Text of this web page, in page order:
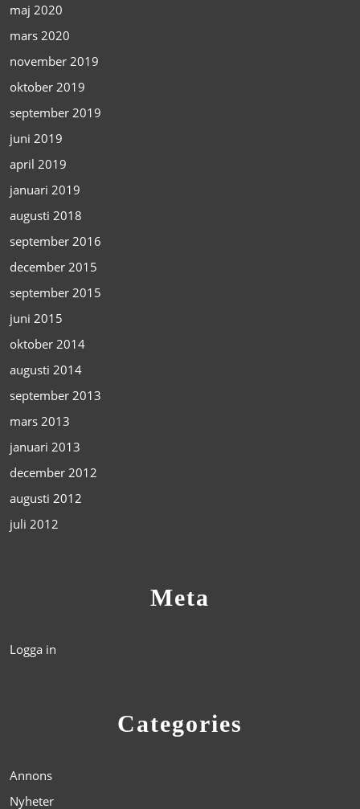
maj 2020
mars 2020
november 2019
oktober 2019
september 2019
juni 2019
april 2019
januari 2019
augusti 2018
september 2016
december 2015
september 2015
juni 2015
oktober 2014
augusti 2014
september 2013
mars 2013
januari 2013
december 2012
augusti 2012
juli 2012
Meta
Logga in
Categories
Annons
Nyheter